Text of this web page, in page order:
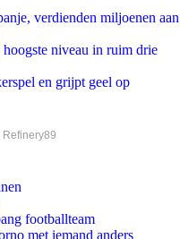
verdienden miljoenen aan
niveau in ruim drie
en grijpt geel op
footballteam
met iemand anders